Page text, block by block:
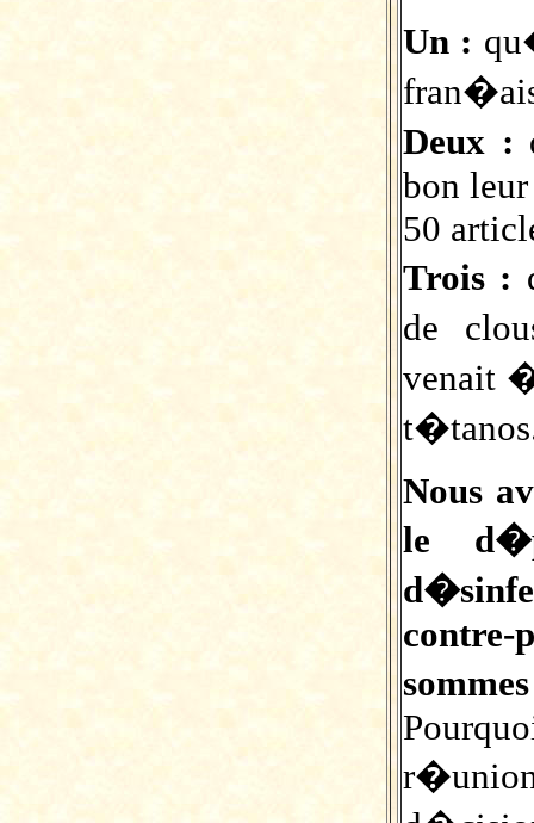
Un :
Deux :
bon
50
Trois :
de
venait
Nous
le